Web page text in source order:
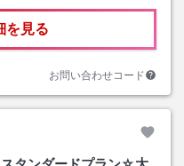
を見る
お問い合わせコード